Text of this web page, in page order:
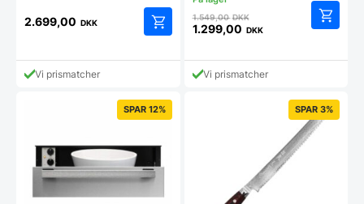
2.699,00 DKK
Vi prismatcher
1.549,00DKKDen
oprindelige
var:
1.549,00 DKK.
1.299,00 DKK
aktuelle
prisVi prismatcher
SPAR 12% SPAR 3%